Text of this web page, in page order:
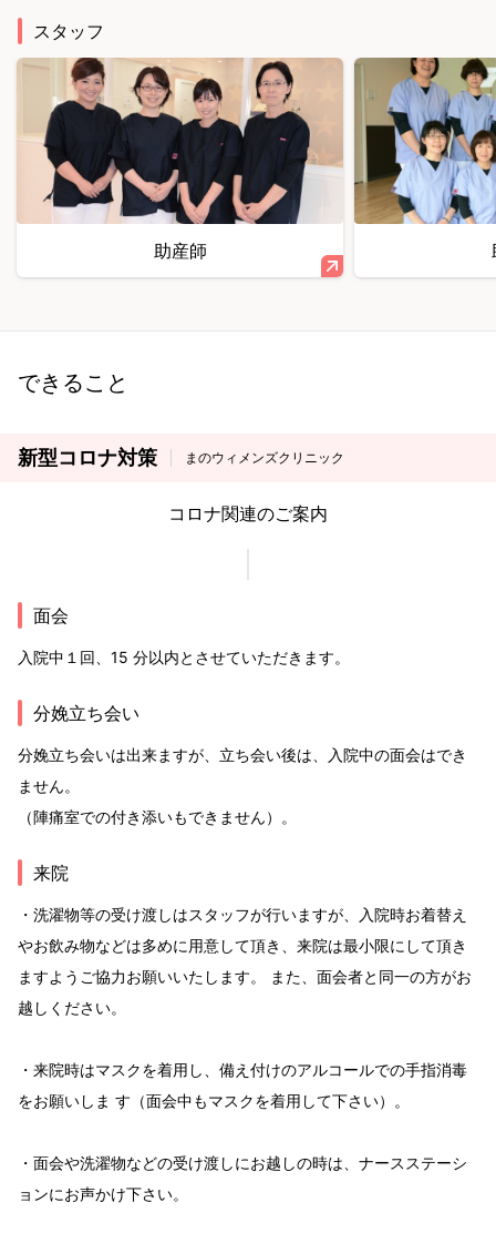
スタッフ
助産師
できること
新型コロナ対策 まのウィメンズクリニック
コロナ関連のご案内
面会
入院中１回、15 分以内とさせていただきます。
分娩立ち会い
分娩立ち会いは出来ますが、立ち会い後は、入院中の面会はでき
ません。
（陣痛室での付き添いもできません）。
来院
・洗濯物等の受け渡しはスタッフが行いますが、入院時お着替え
やお飲み物などは多めに用意して頂き、来院は最小限にして頂き
ますようご協力お願いいたします。 また、面会者と同一の方がお
越しください。
・来院時はマスクを着用し、備え付けのアルコールでの手指消毒
をお願いしま す（面会中もマスクを着用して下さい）。
・面会や洗濯物などの受け渡しにお越しの時は、ナースステーシ
ョンにお声かけ下さい。